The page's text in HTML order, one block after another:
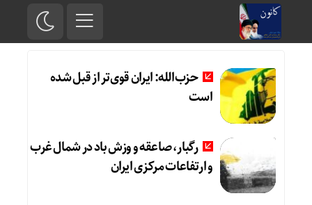
حزب‌الله: ایران قوی‌تر از قبل شده
است
رگبار، صاعقه و وزش باد در شمال غرب
و ارتفاعات مرکزی ایران